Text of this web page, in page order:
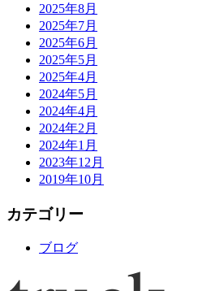
2025年8月
2025年7月
2025年6月
2025年5月
2025年4月
2024年5月
2024年4月
2024年2月
2024年1月
2023年12月
2019年10月
カテゴリー
ブログ